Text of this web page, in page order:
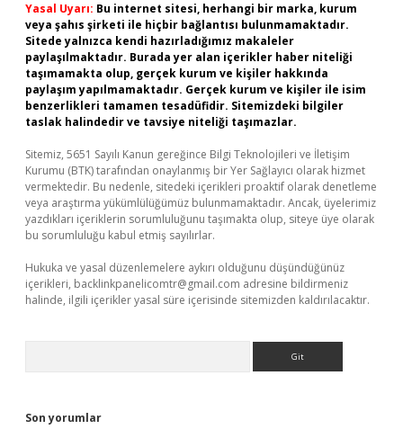
Yasal Uyarı: Bu internet sitesi, herhangi bir marka, kurum
veya şahıs şirketi ile hiçbir bağlantısı bulunmamaktadır.
Sitede yalnızca kendi hazırladığımız makaleler
paylaşılmaktadır. Burada yer alan içerikler haber niteliği
taşımamakta olup, gerçek kurum ve kişiler hakkında
paylaşım yapılmamaktadır. Gerçek kurum ve kişiler ile isim
benzerlikleri tamamen tesadüfidir. Sitemizdeki bilgiler
taslak halindedir ve tavsiye niteliği taşımazlar.
Sitemiz, 5651 Sayılı Kanun gereğince Bilgi Teknolojileri ve İletişim
Kurumu (BTK) tarafından onaylanmış bir Yer Sağlayıcı olarak hizmet
vermektedir. Bu nedenle, sitedeki içerikleri proaktif olarak denetleme
veya araştırma yükümlülüğümüz bulunmamaktadır. Ancak, üyelerimiz
yazdıkları içeriklerin sorumluluğunu taşımakta olup, siteye üye olarak
bu sorumluluğu kabul etmiş sayılırlar.
Hukuka ve yasal düzenlemelere aykırı olduğunu düşündüğünüz
içerikleri, backlinkpanelicomtr@gmail.com adresine bildirmeniz
halinde, ilgili içerikler yasal süre içerisinde sitemizden kaldırılacaktır.
Son yorumlar